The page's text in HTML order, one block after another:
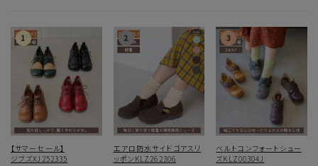
【サマーセール】
ジブズXJ252335
エアロ防水サイドゴアスリ
ッポンKLZ262306
ベルトコンフォートシュー
ズKLZ00304J